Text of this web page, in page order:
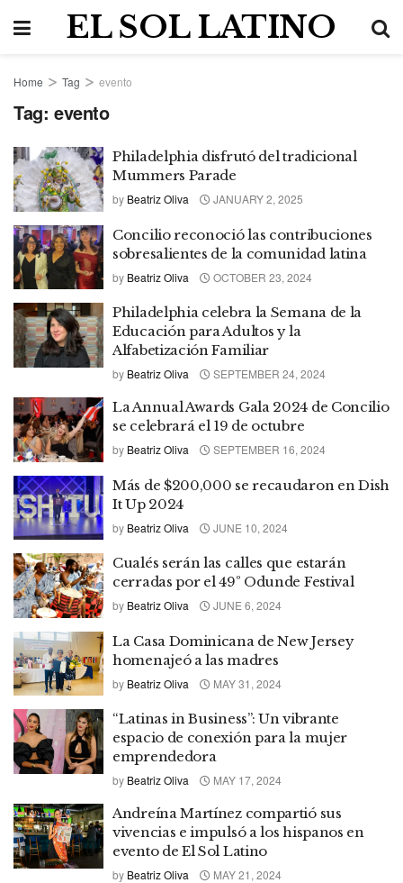
EL SOL LATINO
Home Tag evento
Tag: evento
Philadelphia disfrutó del tradicional
Mummers Parade
by Beatriz Oliva JANUARY 2, 2025
Concilio reconoció las contribuciones
sobresalientes de la comunidad latina
by Beatriz Oliva OCTOBER 23, 2024
Philadelphia celebra la Semana de la
Educación para Adultos y la
Alfabetización Familiar
by Beatriz Oliva SEPTEMBER 24, 2024
La Annual Awards Gala 2024 de Concilio
se celebrará el 19 de octubre
by Beatriz Oliva SEPTEMBER 16, 2024
Más de $200,000 se recaudaron en Dish
It Up 2024
by Beatriz Oliva JUNE 10, 2024
Cualés serán las calles que estarán
cerradas por el 49º Odunde Festival
by Beatriz Oliva JUNE 6, 2024
La Casa Dominicana de New Jersey
homenajeó a las madres
by Beatriz Oliva MAY 31, 2024
“Latinas in Business”: Un vibrante
espacio de conexión para la mujer
emprendedora
by Beatriz Oliva MAY 17, 2024
Andreína Martínez compartió sus
vivencias e impulsó a los hispanos en
evento de El Sol Latino
by Beatriz Oliva MAY 21, 2024